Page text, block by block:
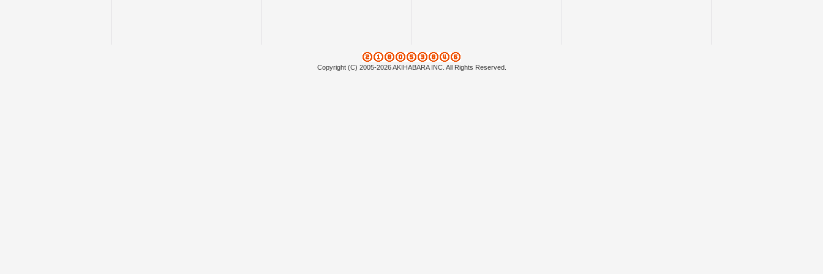
Copyright (C) 2005-2026 AKIHABARA INC. All Rights Reserved.